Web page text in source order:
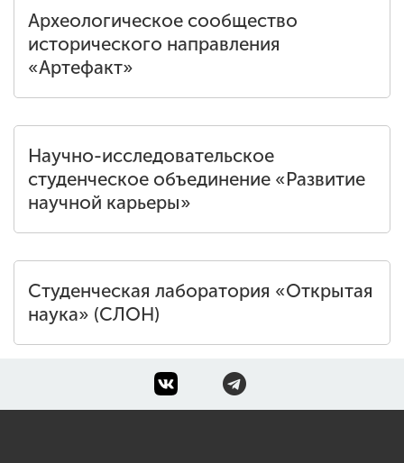
Другие виды
деятельности
Студенческая жизнь
Сведения об
образовательной
организации
ENG SPN CHI
+7 (831) 262-26-20
Археологическое сообщество
исторического направления
«Артефакт»
Научно-исследовательское
студенческое объединение «Развитие
научной карьеры»
Студенческая лаборатория «Открытая
наука» (СЛОН)